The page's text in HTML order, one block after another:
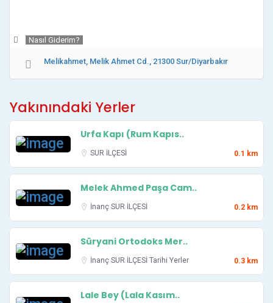
Nasıl Giderim?
Melikahmet, Melik Ahmet Cd., 21300 Sur/Diyarbakır
Yakınındaki Yerler
Urfa Kapı (Rum Kapıs..
SUR İLÇESİ 0.1 km
Melek Ahmed Paşa Cam..
İnanç SUR İLÇESİ 0.2 km
Süryani Ortodoks Mer..
İnanç SUR İLÇESİ Tarihi Yerler 0.3 km
Lale Bey (Lala Kasım..